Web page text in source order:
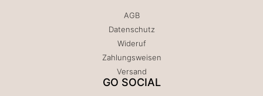
AGB
Datenschutz
Wideruf
Zahlungsweisen
Versand
GO SOCIAL